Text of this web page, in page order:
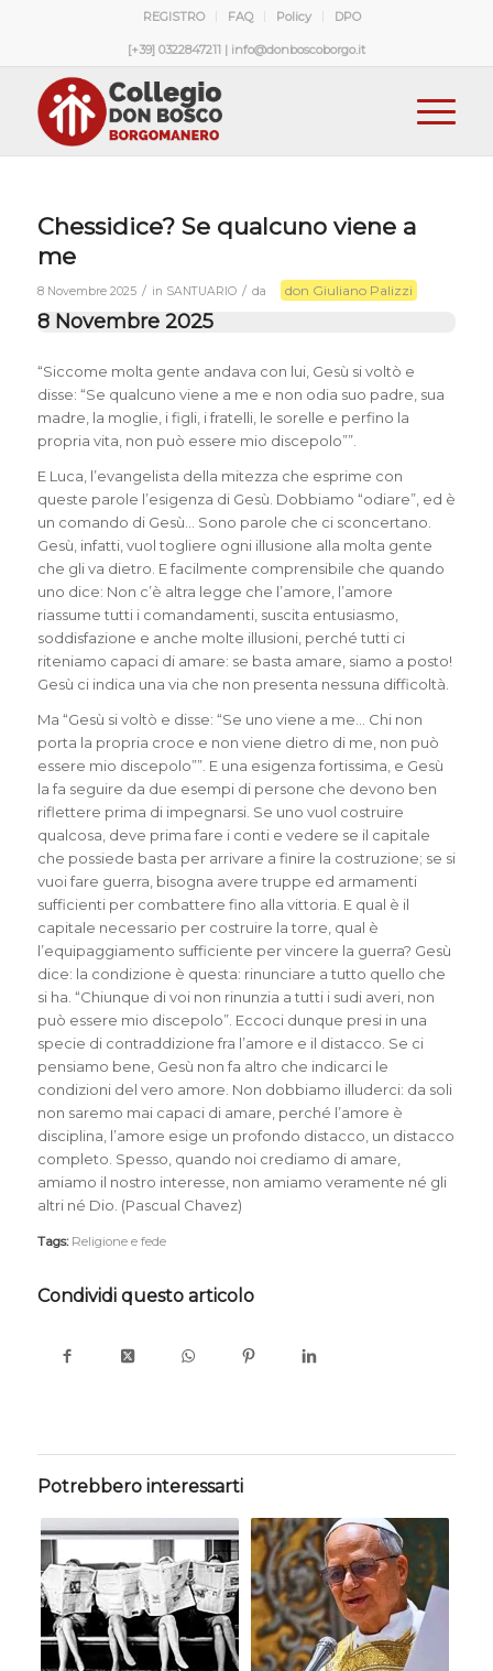
REGISTRO FAQ Policy DPO
[+39] 0322847211 | info@donboscoborgo.it
Chessidice? Se qualcuno viene a
me
8 Novembre 2025 / in SANTUARIO / da don Giuliano Palizzi
8 Novembre 2025
“Siccome molta gente andava con lui, Gesù si voltò e
disse: “Se qualcuno viene a me e non odia suo padre, sua
madre, la moglie, i figli, i fratelli, le sorelle e perfino la
propria vita, non può essere mio discepolo””.
E Luca, l’evangelista della mitezza che esprime con
queste parole l’esigenza di Gesù. Dobbiamo “odiare”, ed è
un comando di Gesù… Sono parole che ci sconcertano.
Gesù, infatti, vuol togliere ogni illusione alla molta gente
che gli va dietro. E facilmente comprensibile che quando
uno dice: Non c’è altra legge che l’amore, l’amore
riassume tutti i comandamenti, suscita entusiasmo,
soddisfazione e anche molte illusioni, perché tutti ci
riteniamo capaci di amare: se basta amare, siamo a posto!
Gesù ci indica una via che non presenta nessuna difficoltà.
Ma “Gesù si voltò e disse: “Se uno viene a me… Chi non
porta la propria croce e non viene dietro di me, non può
essere mio discepolo””. E una esigenza fortissima, e Gesù
la fa seguire da due esempi di persone che devono ben
riflettere prima di impegnarsi. Se uno vuol costruire
qualcosa, deve prima fare i conti e vedere se il capitale
che possiede basta per arrivare a finire la costruzione; se si
vuoi fare guerra, bisogna avere truppe ed armamenti
sufficienti per combattere fino alla vittoria. E qual è il
capitale necessario per costruire la torre, qual è
l’equipaggiamento sufficiente per vincere la guerra? Gesù
dice: la condizione è questa: rinunciare a tutto quello che
si ha. “Chiunque di voi non rinunzia a tutti i sudi averi, non
può essere mio discepolo”. Eccoci dunque presi in una
specie di contraddizione fra l’amore e il distacco. Se ci
pensiamo bene, Gesù non fa altro che indicarci le
condizioni del vero amore. Non dobbiamo illuderci: da soli
non saremo mai capaci di amare, perché l’amore è
disciplina, l’amore esige un profondo distacco, un distacco
completo. Spesso, quando noi crediamo di amare,
amiamo il nostro interesse, non amiamo veramente né gli
altri né Dio. (Pascual Chavez)
Tags: Religione e fede
Condividi questo articolo
Potrebbero interessarti